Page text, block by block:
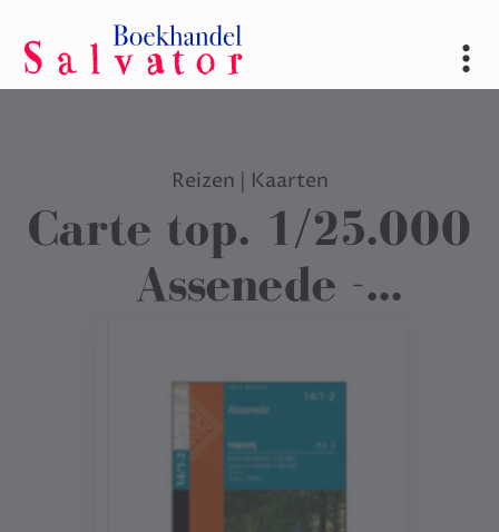
Reizen | Kaarten
Carte top. 1/25.000
Assenede -